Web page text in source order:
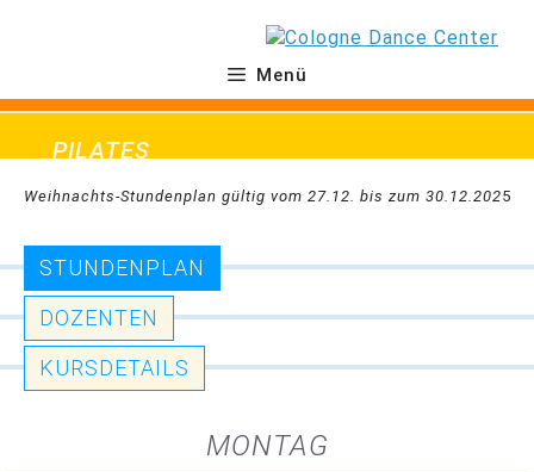
Menü
PILATES
Weihnachts-Stundenplan gültig vom 27.12. bis zum 30.12.2025
STUNDENPLAN
DOZENTEN
KURSDETAILS
MONTAG